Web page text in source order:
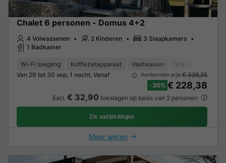
Chalet 6 personen - Domus 4+2
4 Volwassenen 2 Kinderen
3 Slaapkamers
1 Badkamer
Wi-Fi toegang Koffiezetapparaat Vaatwasser Vriezer
Van 29 tot 30 sep, 1 nacht, Vanaf
Aanbevolen prijs:€ 326,25
-30% € 228,38
Excl. € 32,90 toeslagen op basis van 2 personen
Zie aanbiedingen
Meer weten